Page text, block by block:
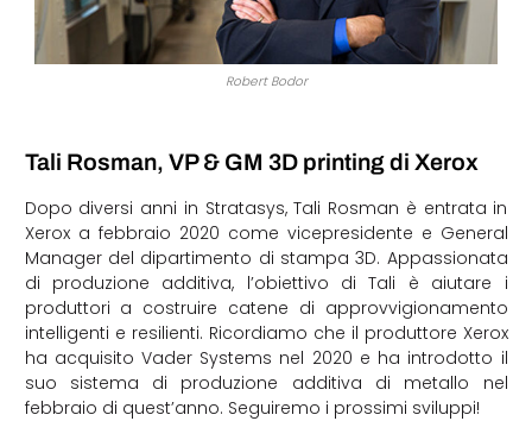
Robert Bodor
Tali Rosman, VP & GM 3D printing di Xerox
Dopo diversi anni in Stratasys, Tali Rosman è entrata in
Xerox a febbraio 2020 come vicepresidente e General
Manager del dipartimento di stampa 3D. Appassionata
di produzione additiva, l’obiettivo di Tali è aiutare i
produttori a costruire catene di approvvigionamento
intelligenti e resilienti. Ricordiamo che il produttore Xerox
ha acquisito Vader Systems nel 2020 e ha introdotto il
suo sistema di produzione additiva di metallo nel
febbraio di quest’anno. Seguiremo i prossimi sviluppi!